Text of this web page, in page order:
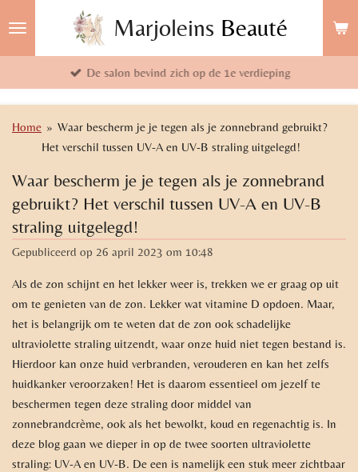
direct
naar
Marjoleins Beauté
De salon bevind zich op de 1e verdieping
Home » Waar bescherm je je tegen als je zonnebrand gebruikt?
Het verschil tussen UV-A en UV-B straling uitgelegd!
Waar bescherm je je tegen als je zonnebrand
gebruikt? Het verschil tussen UV-A en UV-B
straling uitgelegd!
Gepubliceerd op 26 april 2023 om 10:48
Als de zon schijnt en het lekker weer is, trekken we er graag op uit
om te genieten van de zon. Lekker wat vitamine D opdoen. Maar,
het is belangrijk om te weten dat de zon ook schadelijke
ultraviolette straling uitzendt, waar onze huid niet tegen bestand is.
Hierdoor kan onze huid verbranden, verouderen en kan het zelfs
huidkanker veroorzaken! Het is daarom essentieel om jezelf te
beschermen tegen deze straling door middel van
zonnebrandcrème, ook als het bewolkt, koud en regenachtig is. In
deze blog gaan we dieper in op de twee soorten ultraviolette
straling: UV-A en UV-B. De een is namelijk een stuk meer zichtbaar